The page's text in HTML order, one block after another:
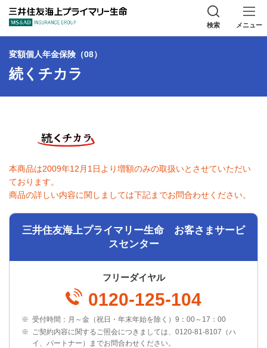
三井住友海上プ
検索 メニュー
変額個人年金保険（08）
続くチカラ
本商品は2009年12月1日より増額のみの取扱いとさせていただい
ております。
商品の詳しい内容に関しましては下記までお問合わせください。
三井住友海上プライマリー生命 お客さまサービ
スセンター
フリーダイヤル
0120-125-104
※ 受付時間：月～金（祝日・年末年始を除く）9：00～17：00
※ ご契約内容に関するご照会につきましては、0120-81-8107（ハ
イ、パートナー）までお問合わせください。